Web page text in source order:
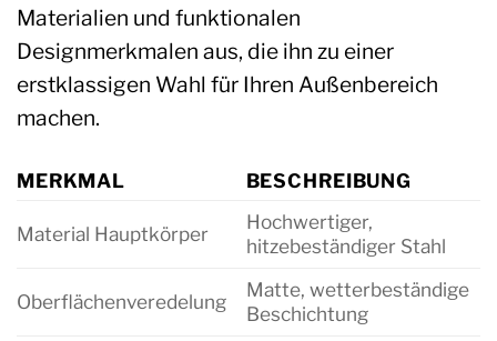
Materialien und funktionalen
Designmerkmalen aus, die ihn zu einer
erstklassigen Wahl für Ihren Außenbereich
machen.
MERKMAL BESCHREIBUNG
Material Hauptkörper
Hochwertiger,
hitzebeständiger Stahl
Oberflächenveredelung
Matte, wetterbeständige
Beschichtung